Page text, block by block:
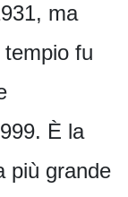
ma
fu
È la
più grande